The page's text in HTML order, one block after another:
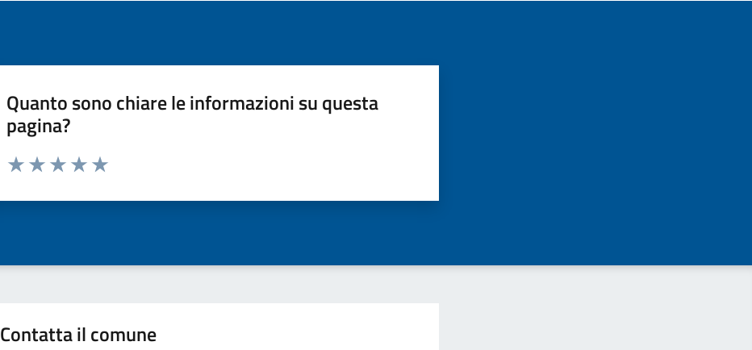
Quanto sono chiare le informazioni su questa
pagina?
Valuta da 1 a 5 stelle la pagina
Contatta il comune